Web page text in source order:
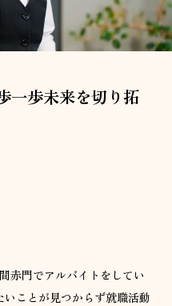
一歩未来を切り拓
赤門でアルバイトをしてい
ことが見つからず就職活動